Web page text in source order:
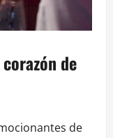
de
de